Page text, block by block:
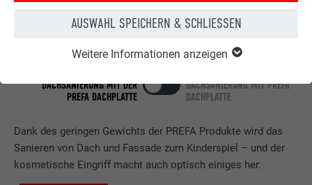
AUSWAHL SPEICHERN & SCHLIESSEN
Weitere Informationen anzeigen
Dank des geringen Gewichts der PREFA Produkte wird das
Sanieren von Dach und Fassade zum Kinderspiel – und der
kosmetische Eingriff macht auch optisch einiges her.
DACHSANIERUNG MIT DER
PREFA DACHPLATTE
DACHSANIERUNG MIT PREFA
DACHPLATTE